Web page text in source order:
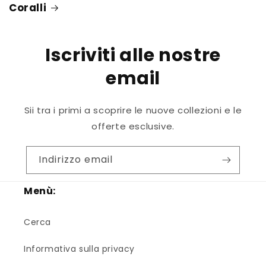
Coralli
Iscriviti alle nostre
email
Sii tra i primi a scoprire le nuove collezioni e le
offerte esclusive.
Indirizzo email
Menù:
Cerca
Informativa sulla privacy